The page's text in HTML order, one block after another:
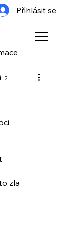
Přihlásit se
2
zla